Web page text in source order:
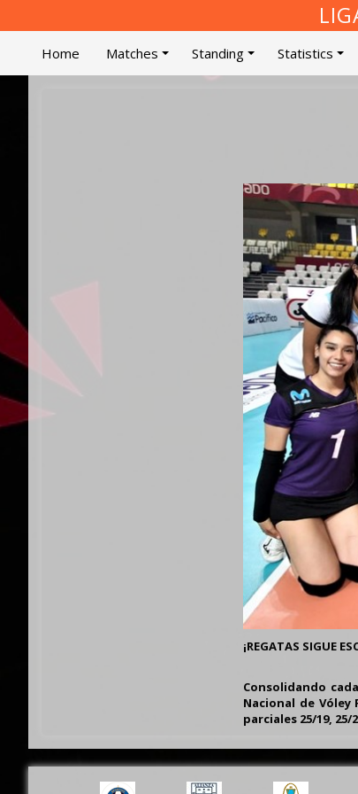
Home Matches Standing Statistics
¡REGATAS SIGUE
Consolidando
Nacional de
parciales 25/19,